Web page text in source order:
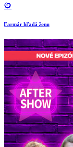
Farmár hľadá ženu